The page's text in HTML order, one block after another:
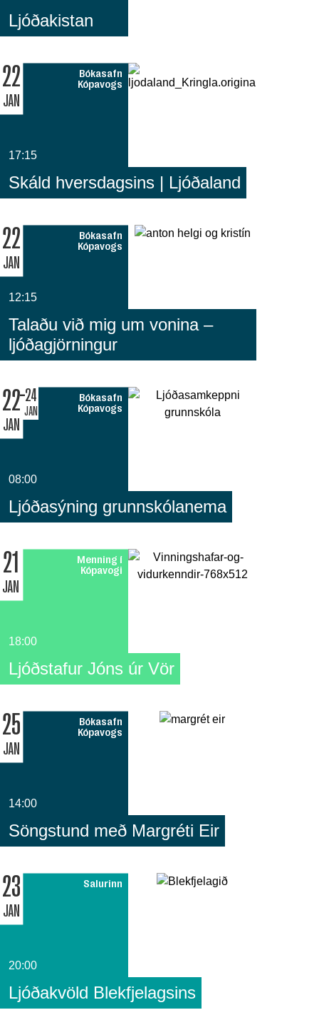
Ljóðakistan
22
JAN
Bókasafn
Kópavogs
17:15
Skáld hversdagsins | Ljóðaland
22
JAN
Bókasafn
Kópavogs
12:15
Talaðu við mig um vonina –
ljóðagjörningur
22
JAN
24
JAN
Bókasafn
Kópavogs
08:00
Ljóðasýning grunnskólanema
21
JAN
Menning í
Kópavogi
18:00
Ljóðstafur Jóns úr Vör
25
JAN
Bókasafn
Kópavogs
14:00
Söngstund með Margréti Eir
23
JAN
Salurinn
20:00
Ljóðakvöld Blekfjelagsins